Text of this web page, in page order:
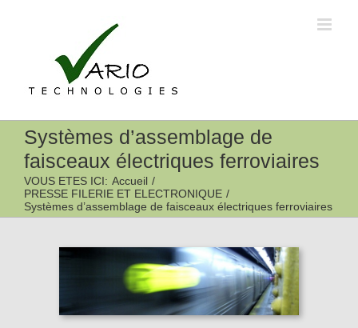
Systèmes d’assemblage de
faisceaux électriques ferroviaires
VOUS ETES ICI: Accueil /
PRESSE FILERIE ET ELECTRONIQUE /
Systèmes d’assemblage de faisceaux électriques ferroviaires